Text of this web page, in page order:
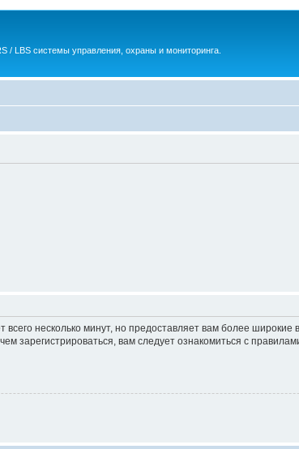
/ LBS системы управления, охраны и мониторинга.
несколько минут, но предоставляет вам более
зарегистрироваться, вам следует ознакомиться с